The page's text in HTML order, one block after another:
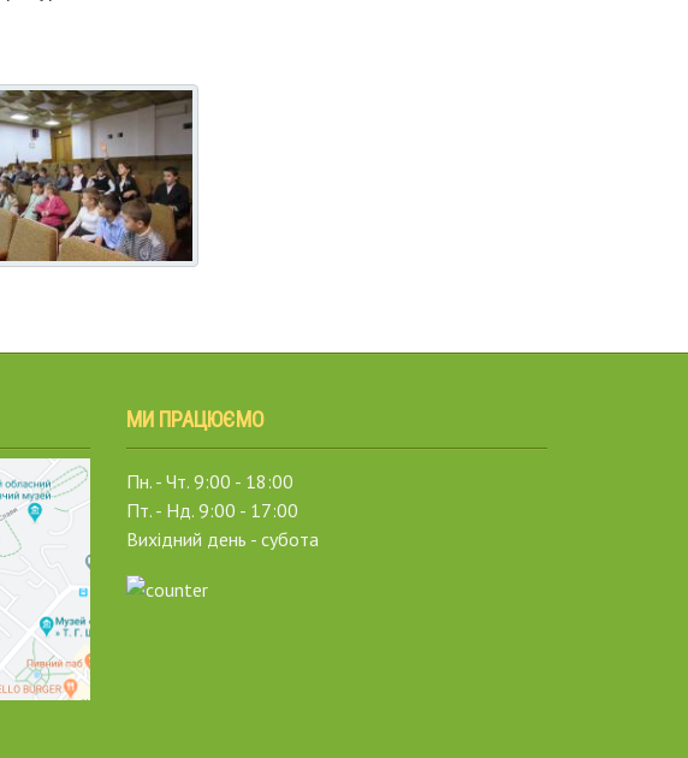
МИ ПРАЦЮЄМО
Пн. - Чт. 9:00 - 18:00
Пт. - Нд. 9:00 - 17:00
Вихідний день - субота